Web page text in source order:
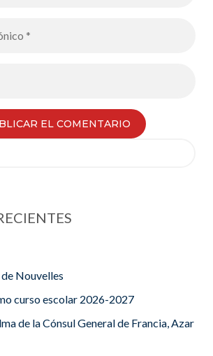
Nouvelles
curso escolar 2026-2027
de la Cónsul General de Francia, Azar